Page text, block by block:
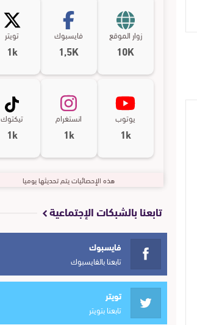
زوار الموقع
10K
فايسبوك
1,5K
تويتر
1k
يوتوب
1k
انستغرام
1k
تيكتوك
1k
هذه الإحصائيات يتم تحديثها يوميا
تابعنا بالشبكات الإجتماعية
فايسبوك
تابعنا بالفايسبوك
تويتر
تابعنا بتويتر